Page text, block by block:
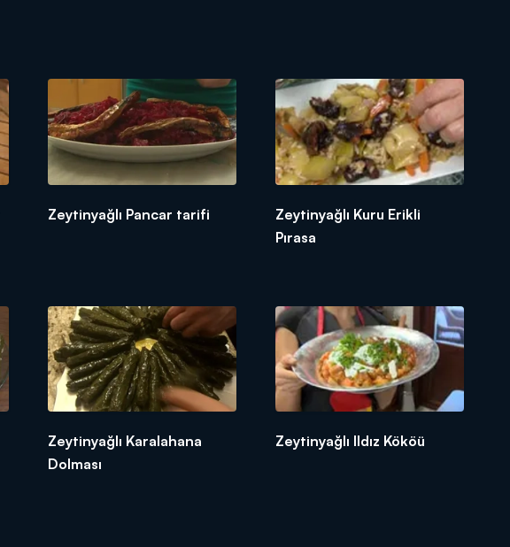
Zeytinyağlı Pancar tarifi
Zeytinyağlı Kuru Erikli
Pırasa
Zeytinyağlı Karalahana
Dolması
Zeytinyağlı Ildız Kököü